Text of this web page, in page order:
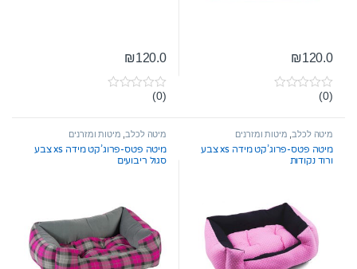
₪120.0
0
t
f
5
(0)
₪120.0
0
t
f
5
(0)
מיטה לכלב, מיטות ומזרנים
מיטה פטס-פרוג’קט מידה xs צבע
ורוד נקודות
מיטה לכלב, מיטות ומזרנים
מיטה פטס-פרוג’קט מידה xs צבע
סגול ריבועים